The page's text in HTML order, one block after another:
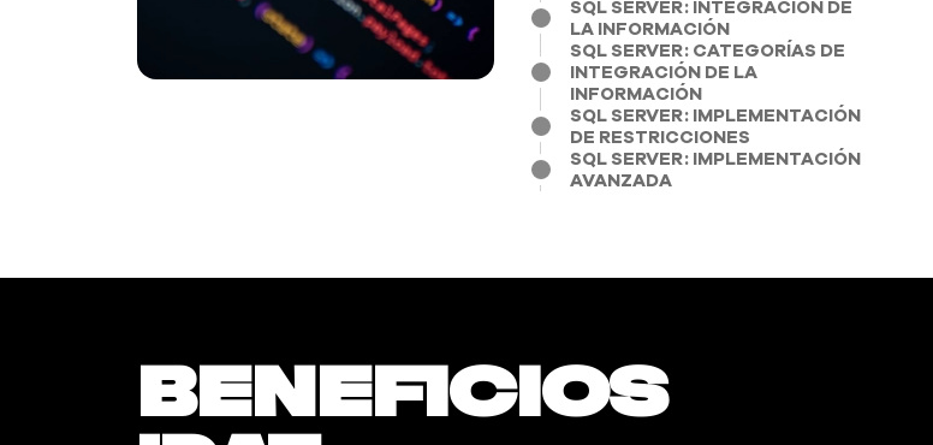
SQL SERVER: INTEGRACIÓN DE
LA INFORMACIÓN
SQL SERVER: CATEGORÍAS DE
INTEGRACIÓN DE LA
INFORMACIÓN
SQL SERVER: IMPLEMENTACIÓN
DE RESTRICCIONES
SQL SERVER: IMPLEMENTACIÓN
AVANZADA
Beneficios